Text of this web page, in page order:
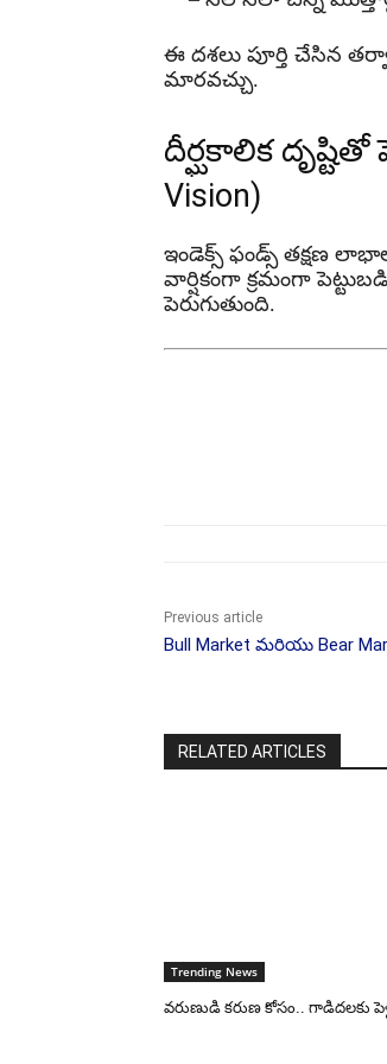
ఈ దశలు పూర్తి చేసిన
మారవచ్చు.
దీర్ఘకాలిక
Vision)
ఇండెక్స్ ఫండ్స్ తక్షణ
వార్షికంగా క్రమంగా
పెరుగుతుంది.
Previous article
Bull Market మరియు Bear
RELATED ARTICLES
Trending News
వరుణుడి కరుణ కోసం.. గాడిదలకు